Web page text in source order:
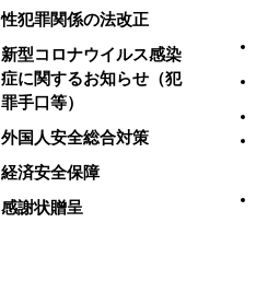
性犯罪関係の法改正
新型コロナウイルス感染
症に関するお知らせ（犯
罪手口等）
外国人安全総合対策
経済安全保障
感謝状贈呈